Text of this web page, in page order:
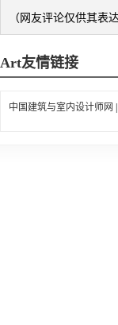
（网友评论仅供其表
Art友情链接
中国建筑与室内设计师网